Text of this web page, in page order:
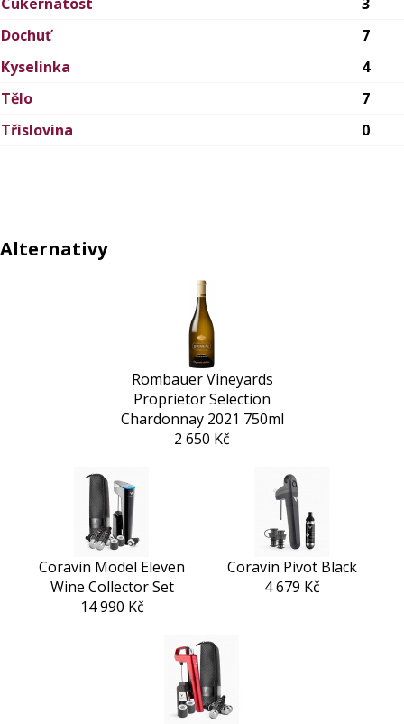
Dochuť
7
Kyselinka
4
Tělo
7
Tříslovina
0
Alternativy
Rombauer Vineyards
Proprietor Selection
Chardonnay 2021 750ml
2 650 Kč
Coravin Model Eleven
Wine Collector Set
14 990 Kč
Coravin Pivot Black
4 679 Kč